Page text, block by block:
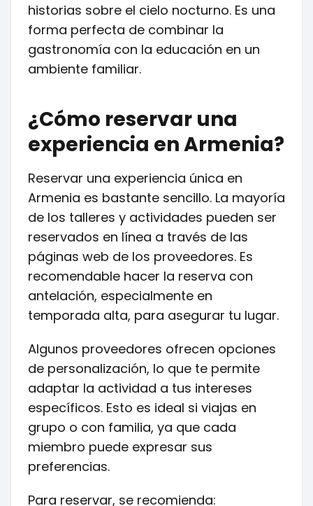
historias sobre el cielo nocturno. Es una
forma perfecta de combinar la
gastronomía con la educación en un
ambiente familiar.
¿Cómo reservar una
experiencia en Armenia?
Reservar una experiencia única en
Armenia es bastante sencillo. La mayoría
de los talleres y actividades pueden ser
reservados en línea a través de las
páginas web de los proveedores. Es
recomendable hacer la reserva con
antelación, especialmente en
temporada alta, para asegurar tu lugar.
Algunos proveedores ofrecen opciones
de personalización, lo que te permite
adaptar la actividad a tus intereses
específicos. Esto es ideal si viajas en
grupo o con familia, ya que cada
miembro puede expresar sus
preferencias.
Para reservar, se recomienda: